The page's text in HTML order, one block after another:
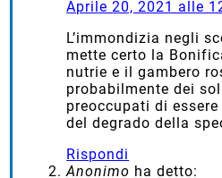
Aprile 20, 2021 alle
L’immondizia negli
mette certo la
nutrie e il gambero
probabilmente dei
preoccupati di
del degrado della
Rispondi
Anonimo ha detto: